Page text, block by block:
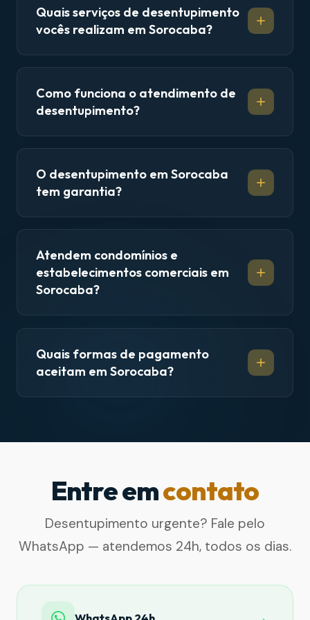
Quais serviços de desentupimento
vocês realizam em Sorocaba?
Como funciona o atendimento de
desentupimento?
O desentupimento em Sorocaba
tem garantia?
Atendem condomínios e
estabelecimentos comerciais em
Sorocaba?
Quais formas de pagamento
aceitam em Sorocaba?
Entre emcontato
Desentupimento urgente? Fale pelo
WhatsApp — atendemos 24h, todos os dias.